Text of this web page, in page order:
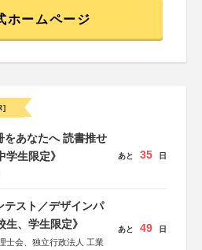
ホームページ
をあなたへ 読書推せ
生限定》
あと 35 日
テスト／デザインパ
、学生限定》
士会、独立行政法人 工業
あと 49 日